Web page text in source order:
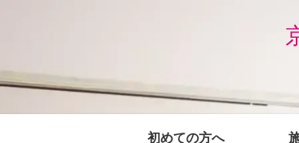
初めての方へ